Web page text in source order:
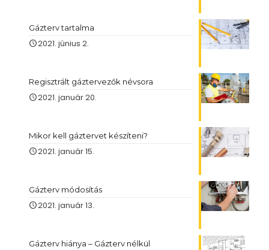
Gázterv tartalma
2021. június 2.
Regisztrált gáztervezők névsora
2021. január 20.
Mikor kell gáztervet készíteni?
2021. január 15.
Gázterv módosítás
2021. január 13.
Gázterv hiánya – Gázterv nélkül